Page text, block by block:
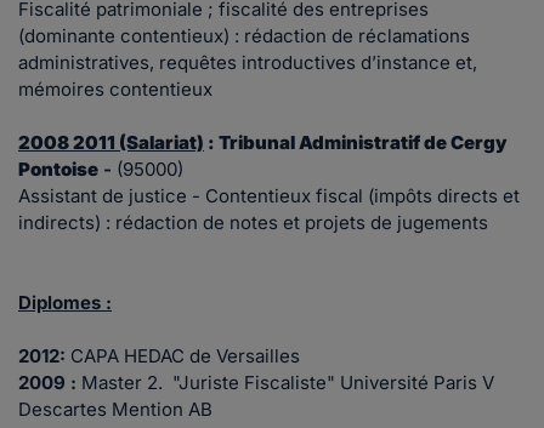
Fiscalité patrimoniale ; fiscalité des entreprises
(dominante contentieux) : rédaction de réclamations
administratives, requêtes introductives d’instance et,
mémoires contentieux
2008 2011 (Salariat) : Tribunal Administratif de Cergy
Pontoise - (95000)
Assistant de justice - Contentieux fiscal (impôts directs et
indirects) : rédaction de notes et projets de jugements
Diplomes :
2012: CAPA HEDAC de Versailles
2009 : Master 2. "Juriste Fiscaliste" Université Paris V
Descartes Mention AB